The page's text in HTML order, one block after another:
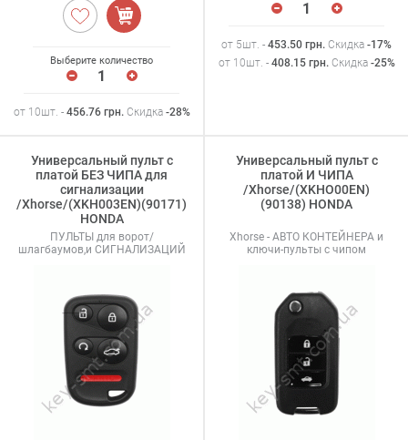
Выберите количество
от 10шт. - 456.76грн. Скидка -28%
от 5шт. - 453.50 грн. Скидка -17%
от 10шт. - 408.15грн. Скидка -25%
Универсальный пульт с
платой БЕЗ ЧИПА для
сигнализации
/Xhorse/(XKH003EN)(90171)
HONDA
ПУЛЬТЫ для ворот/
шлагбаумов,и СИГНАЛИЗАЦИЙ
Универсальный пульт с
платой И ЧИПА
/Xhorse/(XKHO00EN)
(90138) HONDA
Xhorse - АВТО КОНТЕЙНЕРА и
ключи-пульты с чипом